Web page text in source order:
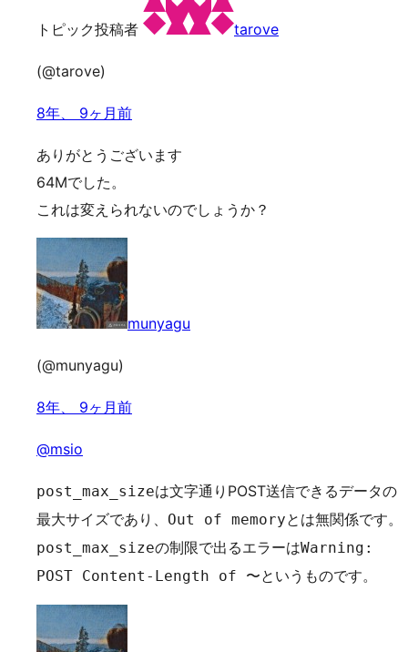
トピック投稿者 tarove
(@tarove)
8年、 9ヶ月前
ありがとうございます
64Mでした。
これは変えられないのでしょうか？
munyagu
(@munyagu)
8年、 9ヶ月前
@msio
post_max_sizeは文字通りPOST送信できるデータの
最大サイズであり、 Out of memoryとは無関係です。
post_max_sizeの制限で出るエラーはWarning:
POST Content-Length of 〜というものです。